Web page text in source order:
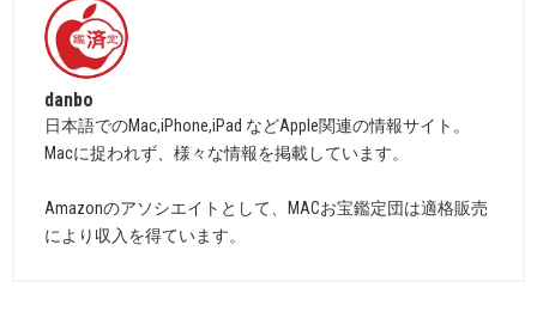
danbo
日本語でのMac,iPhone,iPad などApple関連の情報サイト。
Macに捉われず、様々な情報を掲載しています。
Amazonのアソシエイトとして、MACお宝鑑定団は適格販売
により収入を得ています。